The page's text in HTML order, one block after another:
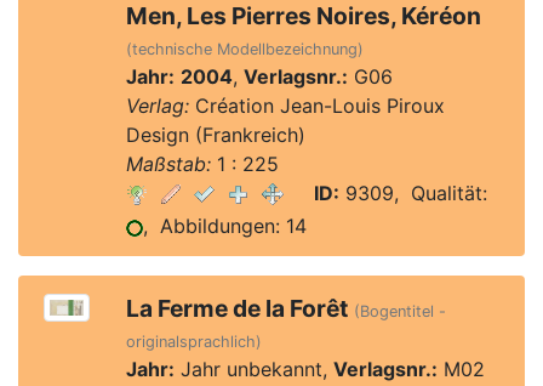
Men, Les Pierres Noires, Kéréon
(technische Modellbezeichnung)
Jahr: 2004, Verlagsnr.: G06
Verlag:Création Jean-Louis Piroux
Design (Frankreich)
Maßstab:1 : 225
ID: 9309, Qualität:
, Abbildungen: 14
La Ferme de la Forêt (Bogentitel -
originalsprachlich)
Jahr: Jahr unbekannt, Verlagsnr.: M02